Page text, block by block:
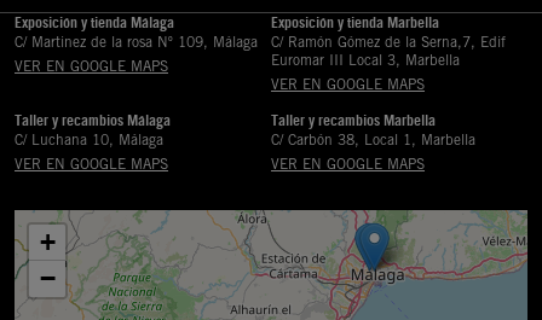
Exposición y tienda Málaga
C/ Martinez de la rosa Nº 109, Málaga
VER EN GOOGLE MAPS
Exposición y tienda Marbella
C/ Ramón Gómez de la Serna,7, Edif
Euromar III Local 3, Marbella
VER EN GOOGLE MAPS
Taller y recambios Málaga
C/ Luchana 10, Málaga
VER EN GOOGLE MAPS
Taller y recambios Marbella
C/ Carbón 38, Local 1, Marbella
VER EN GOOGLE MAPS
+
−